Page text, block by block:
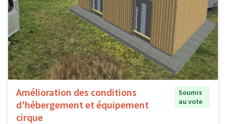
Amélioration des conditions
d'hébergement et équipement
cirque
Soumis
au vote